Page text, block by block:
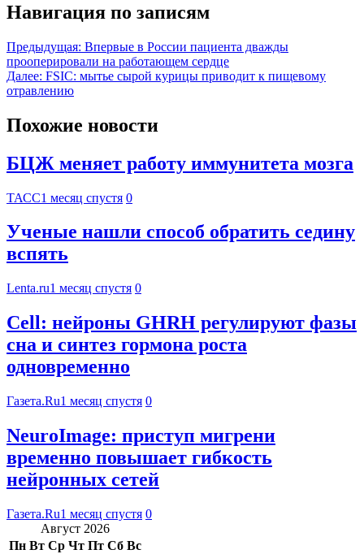
Навигация по записям
Предыдущая: Впервые в России пациента дважды
прооперировали на работающем сердце
Далее: FSIC: мытье сырой курицы приводит к пищевому
отравлению
Похожие новости
БЦЖ меняет работу иммунитета мозга
ТАСС1 месяц спустя 0
Ученые нашли способ обратить седину
вспять
Lenta.ru1 месяц спустя 0
Cell: нейроны GHRH регулируют фазы
сна и синтез гормона роста
одновременно
Газета.Ru1 месяц спустя 0
NeuroImage: приступ мигрени
временно повышает гибкость
нейронных сетей
Газета.Ru1 месяц спустя 0
Август 2026
Пн Вт Ср Чт Пт Сб Вс